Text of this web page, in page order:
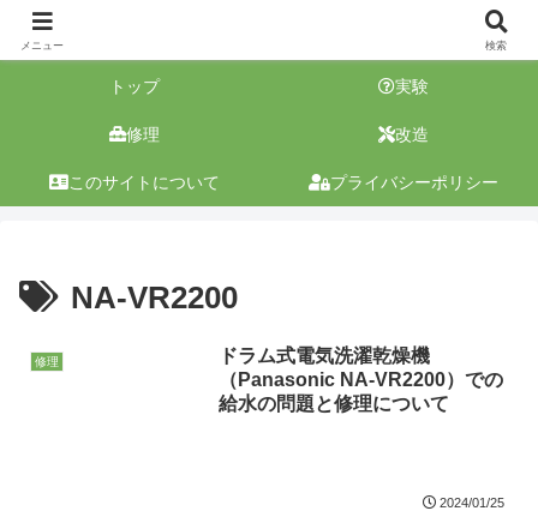
トップ 実験
修理 改造
このサイトについて プライバシーポリシー
NA-VR2200
修理
ドラム式電気洗濯乾燥機
（Panasonic NA-VR2200）での
給水の問題と修理について
2024/01/25
メニュー 検索